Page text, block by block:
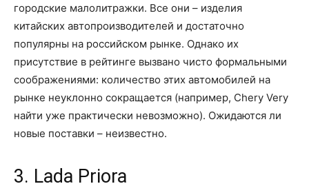
городские малолитражки. Все они – изделия
китайских автопроизводителей и достаточно
популярны на российском рынке. Однако их
присутствие в рейтинге вызвано чисто формальными
соображениями: количество этих автомобилей на
рынке неуклонно сокращается (например, Chery Very
найти уже практически невозможно). Ожидаются ли
новые поставки – неизвестно.
3. Lada Priora